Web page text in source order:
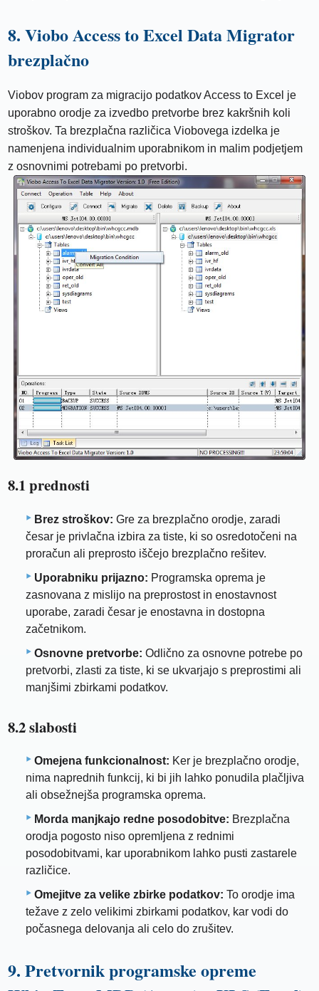
8. Viobo Access to Excel Data Migrator
brezplačno
Viobov program za migracijo podatkov Access to Excel je
uporabno orodje za izvedbo pretvorbe brez kakršnih koli
stroškov. Ta brezplačna različica Viobovega izdelka je
namenjena individualnim uporabnikom in malim podjetjem
z osnovnimi potrebami po pretvorbi.
8.1 prednosti
Brez stroškov: Gre za brezplačno orodje, zaradi
česar je privlačna izbira za tiste, ki so osredotočeni na
proračun ali preprosto iščejo brezplačno rešitev.
Uporabniku prijazno: Programska oprema je
zasnovana z mislijo na preprostost in enostavnost
uporabe, zaradi česar je enostavna in dostopna
začetnikom.
Osnovne pretvorbe: Odlično za osnovne potrebe po
pretvorbi, zlasti za tiste, ki se ukvarjajo s preprostimi ali
manjšimi zbirkami podatkov.
8.2 slabosti
Omejena funkcionalnost: Ker je brezplačno orodje,
nima naprednih funkcij, ki bi jih lahko ponudila plačljiva
ali obsežnejša programska oprema.
Morda manjkajo redne posodobitve: Brezplačna
orodja pogosto niso opremljena z rednimi
posodobitvami, kar uporabnikom lahko pusti zastarele
različice.
Omejitve za velike zbirke podatkov: To orodje ima
težave z zelo velikimi zbirkami podatkov, kar vodi do
počasnega delovanja ali celo do zrušitev.
9. Pretvornik programske opreme